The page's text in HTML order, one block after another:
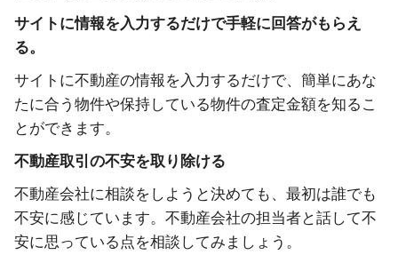
サイトに情報を入力するだけで手軽に回答がもらえ
る。
サイトに不動産の情報を入力するだけで、簡単にあな
たに合う物件や保持している物件の査定金額を知るこ
とができます。
不動産取引の不安を取り除ける
不動産会社に相談をしようと決めても、最初は誰でも
不安に感じています。不動産会社の担当者と話して不
安に思っている点を相談してみましょう。